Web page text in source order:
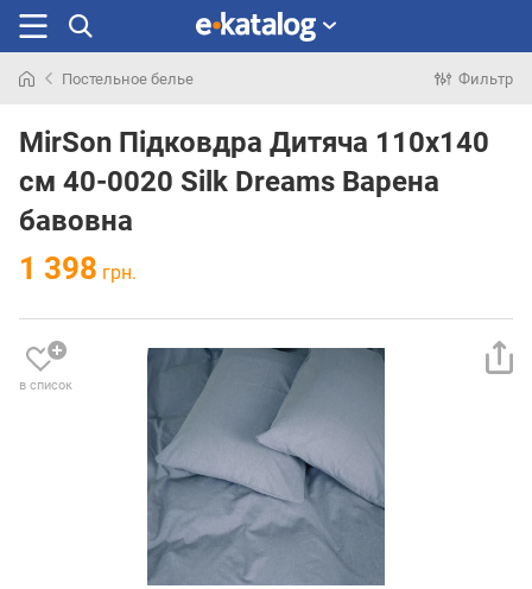
раньше
Постельное белье Фильтр
MirSon Підковдра Дитяча 110х140
см 40-0020 Silk Dreams Варена
бавовна
1 398 грн.
в список